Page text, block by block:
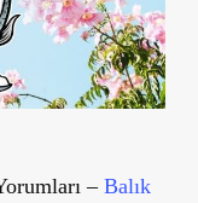
– Balık